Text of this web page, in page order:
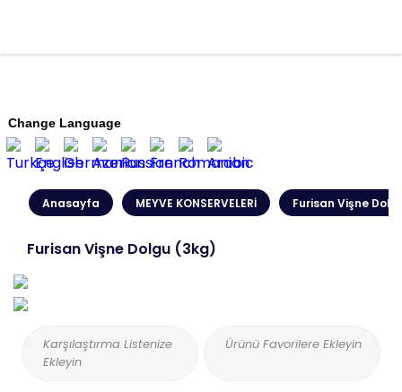
Change Language
Anasayfa MEYVE KONSERVELERİ Furisan Vişne
Furisan Vişne Dolgu (3kg)
Karşılaştırma Listenize
Ekleyin
Ürünü Favorilere Ekleyin